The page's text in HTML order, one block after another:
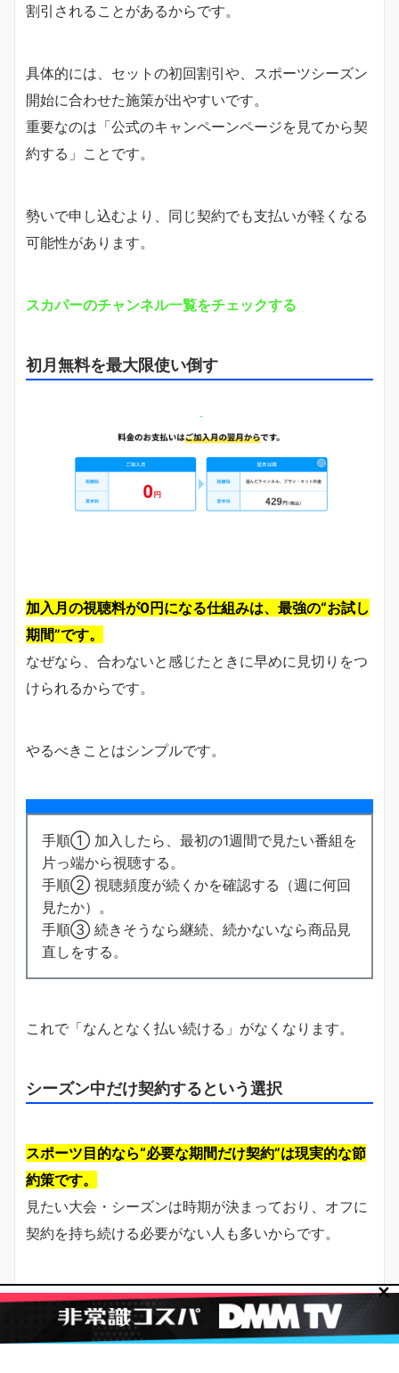
割引されることがあるからです。
具体的には、セットの初回割引や、スポーツシーズン
開始に合わせた施策が出やすいです。
重要なのは「公式のキャンペーンページを見てから契
約する」ことです。
勢いで申し込むより、同じ契約でも支払いが軽くなる
可能性があります。
スカパーのチャンネル一覧をチェックする
初月無料を最大限使い倒す
加入月の視聴料が0円になる仕組みは、最強の“お試し
期間”です。
なぜなら、合わないと感じたときに早めに見切りをつ
けられるからです。
やるべきことはシンプルです。
手順① 加入したら、最初の1週間で見たい番組を
片っ端から視聴する。
手順② 視聴頻度が続くかを確認する（週に何回
見たか）。
手順③ 続きそうなら継続、続かないなら商品見
直しをする。
これで「なんとなく払い続ける」がなくなります。
シーズン中だけ契約するという選択
スポーツ目的なら“必要な期間だけ契約”は現実的な節
約策です。
見たい大会・シーズンは時期が決まっており、オフに
契約を持ち続ける必要がない人も多いからです。
具体例として、プロ野球は開幕〜終盤に集中して視聴
し、オフは映画チャンネルだけに切り替える運用も可
能です。
✕